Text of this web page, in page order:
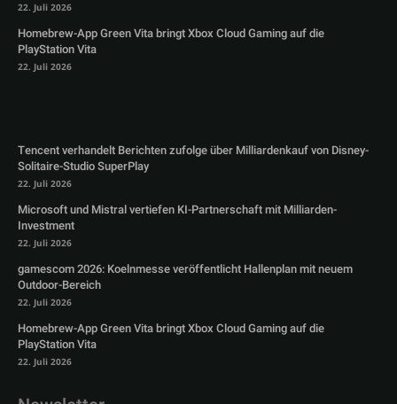
22. Juli 2026
Homebrew-App Green Vita bringt Xbox Cloud Gaming auf die
PlayStation Vita
22. Juli 2026
Tencent verhandelt Berichten zufolge über Milliardenkauf von Disney-
Solitaire-Studio SuperPlay
22. Juli 2026
Microsoft und Mistral vertiefen KI-Partnerschaft mit Milliarden-
Investment
22. Juli 2026
gamescom 2026: Koelnmesse veröffentlicht Hallenplan mit neuem
Outdoor-Bereich
22. Juli 2026
Homebrew-App Green Vita bringt Xbox Cloud Gaming auf die
PlayStation Vita
22. Juli 2026